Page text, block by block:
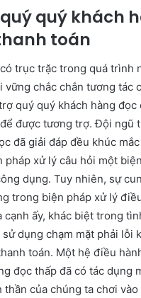
quý khách
toán
trục trặc trong quá trình
vững chắc chắn tương tác
quý quý khách hàng đọc
được tương trợ. Đội ngũ
đã giải đáp đều khúc
pháp xử lý câu hỏi một
dụng. Tuy nhiên, sự
trong biện pháp xử lý
cạnh ấy, khác biệt trong
dụng chạm mặt phải lỗi
toán. Một hệ điều
đọc thấp đã có tác dụng
của chúng ta chơi